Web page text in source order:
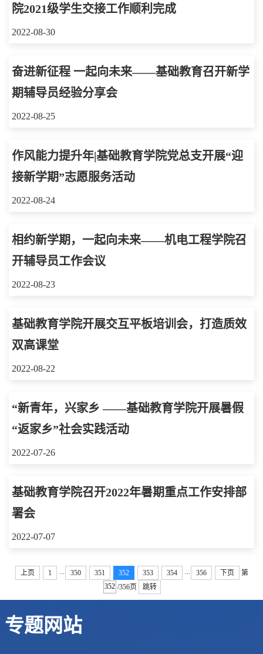
院2021级学生交接工作顺利完成
2022-08-30
奋进新征程 一起向未来——基础教育召开新学
期辅导员经验分享会
2022-08-25
作风能力提升年|基础教育学院党总支开展“迎
接新学期”志愿服务活动
2022-08-24
相约新学期，一起向未来——机电工程学院召
开辅导员工作会议
2022-08-23
基础教育学院开展交互平板培训会，打造质效
双高课堂
2022-08-22
“新青年，兴家乡 ——基础教育学院开展暑假
“返家乡”社会实践活动
2022-07-26
基础教育学院召开2022年暑期重点工作安排部
署会
2022-07-07
上页 1 ... 350 351 352 353 354 ... 356 下页
第
/356页
跳转
专题网站